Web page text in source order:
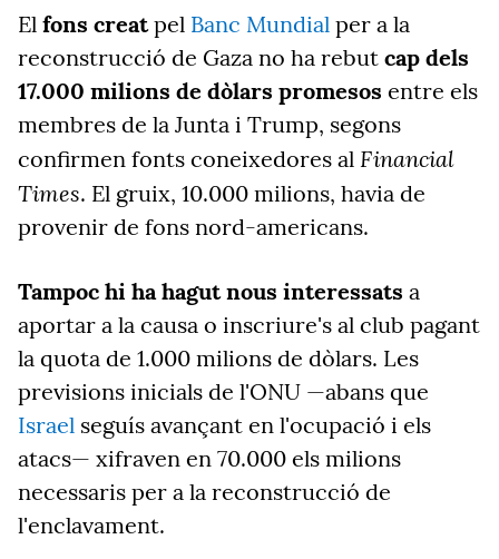
El fons creatpel Banc Mundial per a la
reconstrucció de Gaza no ha rebut cap dels
17.000 milions de dòlars promesos entre els
membres de la Junta i Trump, segons
confirmen fonts coneixedores al Financial
Times. El gruix, 10.000 milions, havia de
provenir de fons nord-americans.
Tampoc hi ha hagut nous interessats a
aportar a la causa o inscriure's al club pagant
la quota de 1.000 milions de dòlars. Les
previsions inicials de l'ONU —abans que
Israel seguís avançant en l'ocupació i els
atacs— xifraven en 70.000 els milions
necessaris per a la reconstrucció de
l'enclavament.